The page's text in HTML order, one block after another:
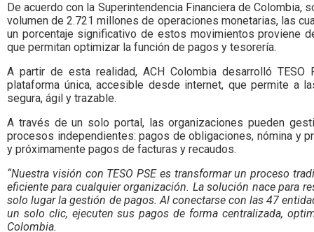
De acuerdo con la Superintendencia Financiera de
volumen de 2.721 millones de operaciones monetarias, las
un porcentaje significativo de estos movimientos proviene
que permitan optimizar la función de pagos y tesorería.
A partir de esta realidad, ACH Colombia desarrolló
plataforma única, accesible desde internet, que permite a
segura, ágil y trazable.
A través de un solo portal, las organizaciones pueden
procesos independientes: pagos de obligaciones, nómina y
y próximamente pagos de facturas y recaudos.
“Nuestra visión con TESO PSE es transformar un proceso
eficiente para cualquier organización. La solución nace para
solo lugar la gestión de pagos. Al conectarse con las 47
un solo clic, ejecuten sus pagos de forma centralizada,
Colombia.